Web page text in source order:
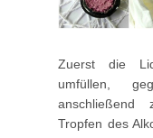
Zuerst die
umfüllen,
anschließend
Tropfen des